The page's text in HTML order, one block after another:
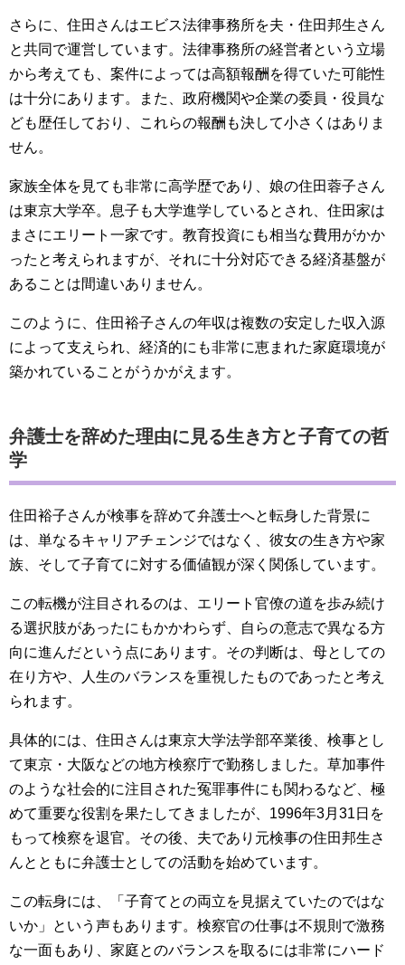
さらに、住田さんはエビス法律事務所を夫・住田邦生さん
と共同で運営しています。法律事務所の経営者という立場
から考えても、案件によっては高額報酬を得ていた可能性
は十分にあります。また、政府機関や企業の委員・役員な
ども歴任しており、これらの報酬も決して小さくはありま
せん。
家族全体を見ても非常に高学歴であり、娘の住田蓉子さん
は東京大学卒。息子も大学進学しているとされ、住田家は
まさにエリート一家です。教育投資にも相当な費用がかか
ったと考えられますが、それに十分対応できる経済基盤が
あることは間違いありません。
このように、住田裕子さんの年収は複数の安定した収入源
によって支えられ、経済的にも非常に恵まれた家庭環境が
築かれていることがうかがえます。
弁護士を辞めた理由に見る生き方と子育ての哲
学
住田裕子さんが検事を辞めて弁護士へと転身した背景に
は、単なるキャリアチェンジではなく、彼女の生き方や家
族、そして子育てに対する価値観が深く関係しています。
この転機が注目されるのは、エリート官僚の道を歩み続け
る選択肢があったにもかかわらず、自らの意志で異なる方
向に進んだという点にあります。その判断は、母としての
在り方や、人生のバランスを重視したものであったと考え
られます。
具体的には、住田さんは東京大学法学部卒業後、検事とし
て東京・大阪などの地方検察庁で勤務しました。草加事件
のような社会的に注目された冤罪事件にも関わるなど、極
めて重要な役割を果たしてきましたが、1996年3月31日を
もって検察を退官。その後、夫であり元検事の住田邦生さ
んとともに弁護士としての活動を始めています。
この転身には、「子育てとの両立を見据えていたのではな
いか」という声もあります。検察官の仕事は不規則で激務
な一面もあり、家庭とのバランスを取るには非常にハード